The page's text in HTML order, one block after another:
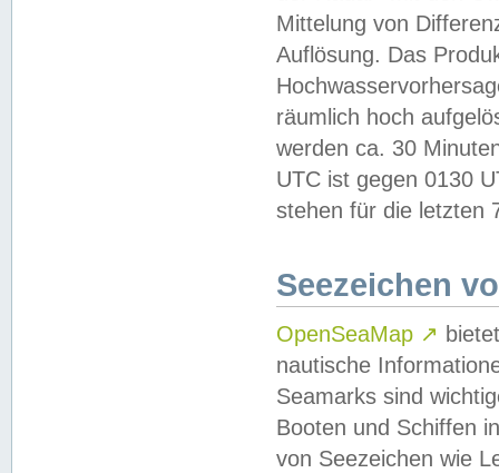
Mittelung von
Auflösung. Das
räumlich hoch
werden ca. 30
UTC ist gegen 0130
stehen für die letzten
Seezeichen
OpenSeaMap ↗
nautische
Seamarks sind
Booten und Schiffen
von Seezeichen wie